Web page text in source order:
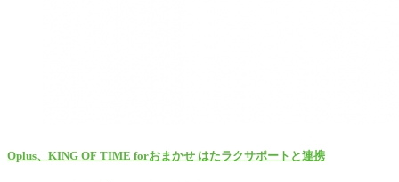
Oplus、KING OF TIME forおまかせ はたラクサポートと連携